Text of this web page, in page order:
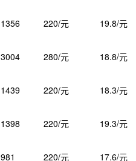
1356 220/元 19.8/元
3004 280/元 18.8/元
1439 220/元 18.3/元
1398 220/元 19.3/元
981 220/元 17.6/元